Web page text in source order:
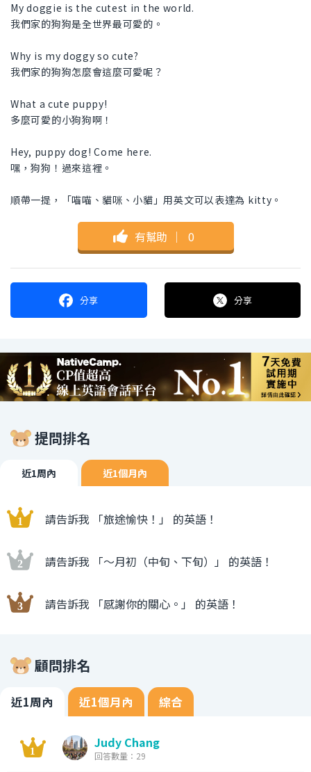
My doggie is the cutest in the world.
我們家的狗狗是全世界最可愛的。
Why is my doggy so cute?
我們家的狗狗怎麼會這麼可愛呢？
What a cute puppy!
多麼可愛的小狗狗啊！
Hey, puppy dog! Come here.
嘿，狗狗！過來這裡。
順帶一提，「喵喵、貓咪、小貓」用英文可以表達為 kitty。
有幫助 ｜ 0
分享 分享
提問排名
近1周內 近1個月內
請告訴我 「旅途愉快！」 的英語！
請告訴我 「〜月初（中旬、下旬）」 的英語！
請告訴我 「感謝你的關心。」 的英語！
顧問排名
近1周內 近1個月內 綜合
Judy Chang
回答數量：29